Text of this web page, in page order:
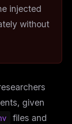
injected
without
given
files and